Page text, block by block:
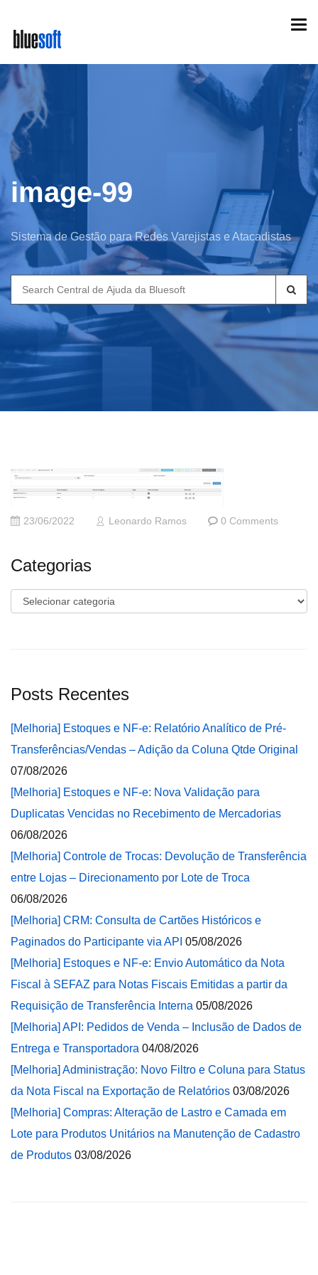
main
content
image-99
Sistema de Gestão para Redes Varejistas e Atacadistas
Search
for:
23/06/2022 Leonardo Ramos 0 Comments
Categorias
Categorias
Posts Recentes
[Melhoria] Estoques e NF-e: Relatório Analítico de Pré-
Transferências/Vendas – Adição da Coluna Qtde Original
07/08/2026
[Melhoria] Estoques e NF-e: Nova Validação para
Duplicatas Vencidas no Recebimento de Mercadorias
06/08/2026
[Melhoria] Controle de Trocas: Devolução de Transferência
entre Lojas – Direcionamento por Lote de Troca
06/08/2026
[Melhoria] CRM: Consulta de Cartões Históricos e
Paginados do Participante via API 05/08/2026
[Melhoria] Estoques e NF-e: Envio Automático da Nota
Fiscal à SEFAZ para Notas Fiscais Emitidas a partir da
Requisição de Transferência Interna 05/08/2026
[Melhoria] API: Pedidos de Venda – Inclusão de Dados de
Entrega e Transportadora 04/08/2026
[Melhoria] Administração: Novo Filtro e Coluna para Status
da Nota Fiscal na Exportação de Relatórios 03/08/2026
[Melhoria] Compras: Alteração de Lastro e Camada em
Lote para Produtos Unitários na Manutenção de Cadastro
de Produtos 03/08/2026